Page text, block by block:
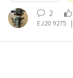
ゴンWRX(GF)、
2
EJ20 9275 |